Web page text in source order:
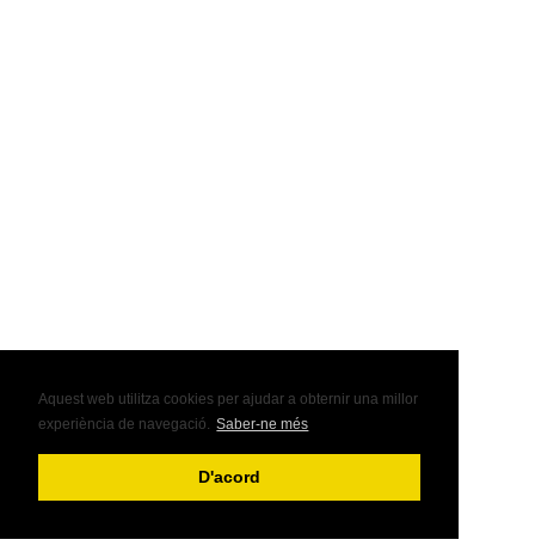
Aquest web utilitza cookies per ajudar a obternir una millor
experiència de navegació. Saber-ne més
D'acord